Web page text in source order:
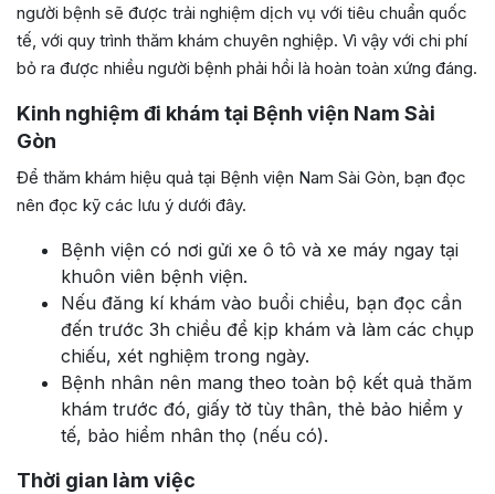
người bệnh sẽ được trải nghiệm dịch vụ với tiêu chuẩn quốc
tế, với quy trình thăm khám chuyên nghiệp. Vì vậy với chi phí
bỏ ra được nhiều người bệnh phải hồi là hoàn toàn xứng đáng.
Kinh nghiệm đi khám tại Bệnh viện Nam Sài
Gòn
Để thăm khám hiệu quả tại Bệnh viện Nam Sài Gòn, bạn đọc
nên đọc kỹ các lưu ý dưới đây.
Bệnh viện có nơi gửi xe ô tô và xe máy ngay tại
khuôn viên bệnh viện.
Nếu đăng kí khám vào buổi chiều, bạn đọc cần
đến trước 3h chiều để kịp khám và làm các chụp
chiếu, xét nghiệm trong ngày.
Bệnh nhân nên mang theo toàn bộ kết quả thăm
khám trước đó, giấy tờ tùy thân, thẻ bảo hiểm y
tế, bảo hiểm nhân thọ (nếu có).
Thời gian làm việc